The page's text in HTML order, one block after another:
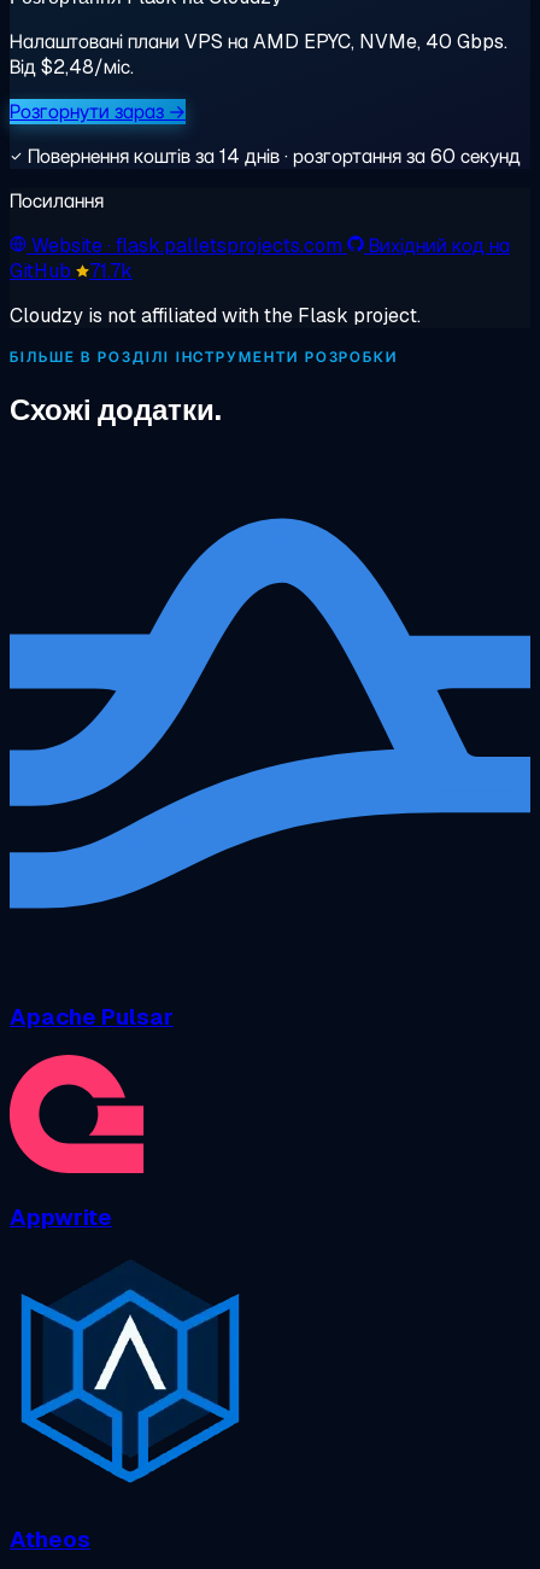
Налаштовані плани VPS на AMD EPYC, NVMe, 40 Gbps.
Від $2,48/міс.
Розгорнути зараз →
Повернення коштів за 14 днів · розгортання за 60 секунд
Посилання
Website· flask.palletsprojects.com
Вихідний код на
GitHub
71.7k
Cloudzy is not affiliated with the Flask project.
БІЛЬШЕ В РОЗДІЛІ ІНСТРУМЕНТИ РОЗРОБКИ
Схожі додатки.
Apache Pulsar
Appwrite
Atheos